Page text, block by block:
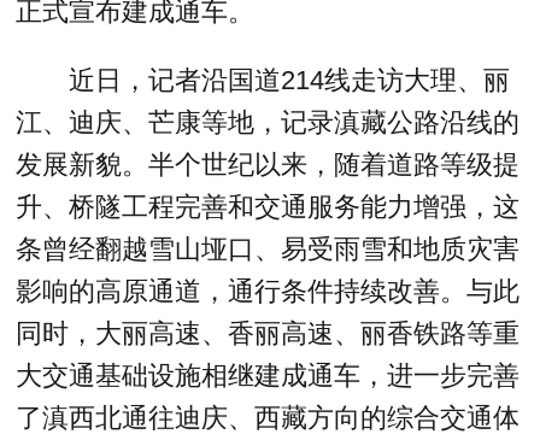
正式宣布建成通车。
近日，记者沿国道214线走访大理、丽
江、迪庆、芒康等地，记录滇藏公路沿线的
发展新貌。半个世纪以来，随着道路等级提
升、桥隧工程完善和交通服务能力增强，这
条曾经翻越雪山垭口、易受雨雪和地质灾害
影响的高原通道，通行条件持续改善。与此
同时，大丽高速、香丽高速、丽香铁路等重
大交通基础设施相继建成通车，进一步完善
了滇西北通往迪庆、西藏方向的综合交通体